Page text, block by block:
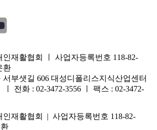
재활협회 ㅣ 사업자등록번호 118-82-
환
서부샛길 606 대성디폴리스지식산업센터
전화 : 02-3472-3556 ㅣ 팩스 : 02-3472-
인재활협회 | 사업자등록번호 118-82-